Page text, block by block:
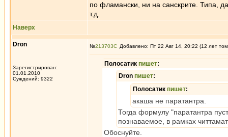
по фламански, ни на санскрите. Типа,
т.д.
Наверх
Dron
Зарегистрирован:
01.01.2010
Суждений: 9322
№213703 Добавлено: Пт 22 Авг 14, 20:22 (12 лет
Полосатик пишет:
Dron пишет:
Полосатик пишет:
акаша не паратантра.
Тогда формулу "паратантра
познаваемое, в рамках
Обоснуйте.